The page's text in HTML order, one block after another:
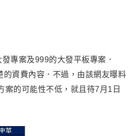
專案及999的大發平板專案．
資費內容．不過，由該網友曝料
案的可能性不低，就且待7月1日